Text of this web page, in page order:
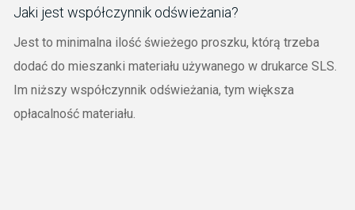
Jaki jest współczynnik odświeżania?
Jest to minimalna ilość świeżego proszku, którą trzeba
dodać do mieszanki materiału używanego w drukarce SLS.
Im niższy współczynnik odświeżania, tym większa
opłacalność materiału.